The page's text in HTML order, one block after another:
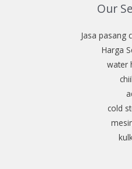
Our
Jasa pasang
Harga
water
cold